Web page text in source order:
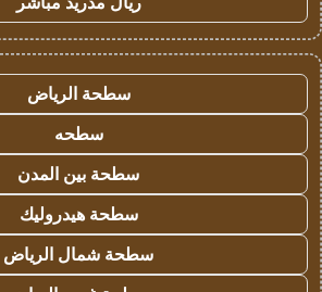
سطحة الرياض
سطحه
سطحة بين المدن
سطحة هيدروليك
سطحة شمال الرياض